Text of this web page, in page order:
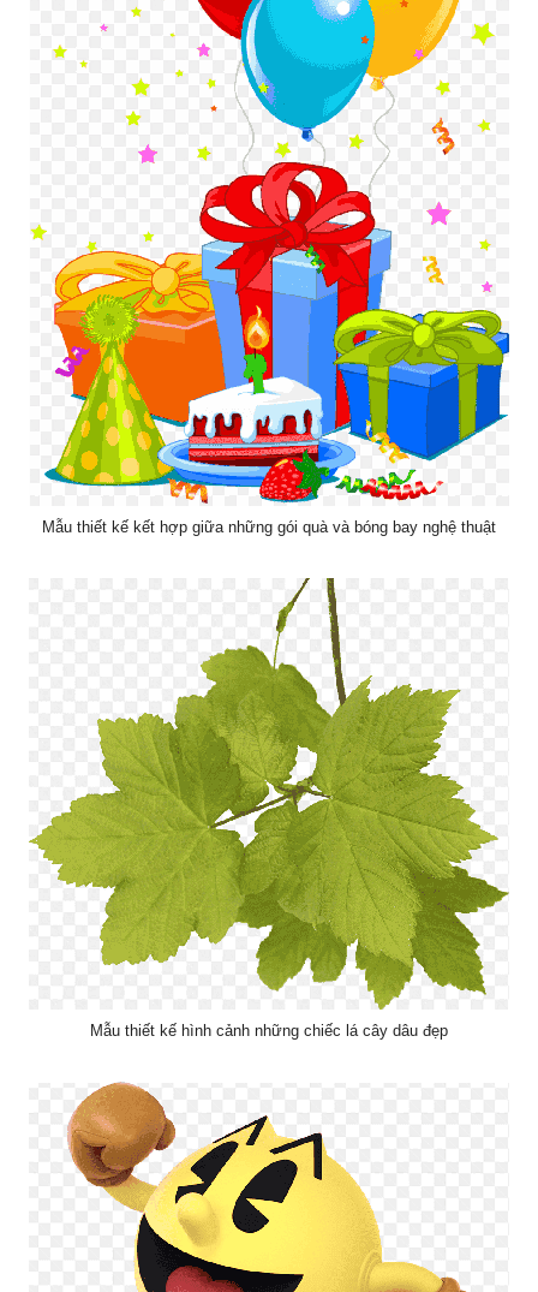
Mẫu thiết kế kết hợp giữa những gói quà và bóng bay nghệ thuật
Mẫu thiết kế hình cảnh những chiếc lá cây dâu đẹp